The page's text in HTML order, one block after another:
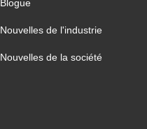
Blogue
Nouvelles de l'industrie
Nouvelles de la société